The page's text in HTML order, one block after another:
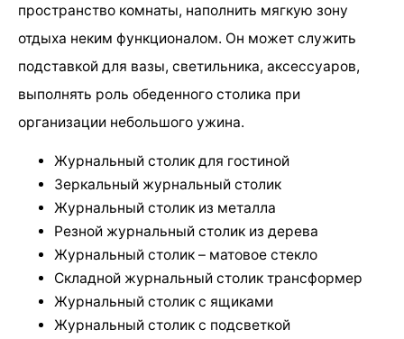
пространство комнаты, наполнить мягкую зону
отдыха неким функционалом. Он может служить
подставкой для вазы, светильника, аксессуаров,
выполнять роль обеденного столика при
организации небольшого ужина.
Журнальный столик для гостиной
Зеркальный журнальный столик
Журнальный столик из металла
Резной журнальный столик из дерева
Журнальный столик – матовое стекло
Складной журнальный столик трансформер
Журнальный столик с ящиками
Журнальный столик с подсветкой